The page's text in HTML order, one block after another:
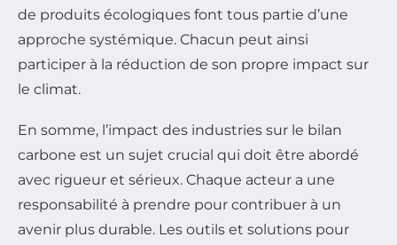
de produits écologiques font tous partie d’une
approche systémique. Chacun peut ainsi
participer à la réduction de son propre impact sur
le climat.
En somme, l’impact des industries sur le bilan
carbone est un sujet crucial qui doit être abordé
avec rigueur et sérieux. Chaque acteur a une
responsabilité à prendre pour contribuer à un
avenir plus durable. Les outils et solutions pour